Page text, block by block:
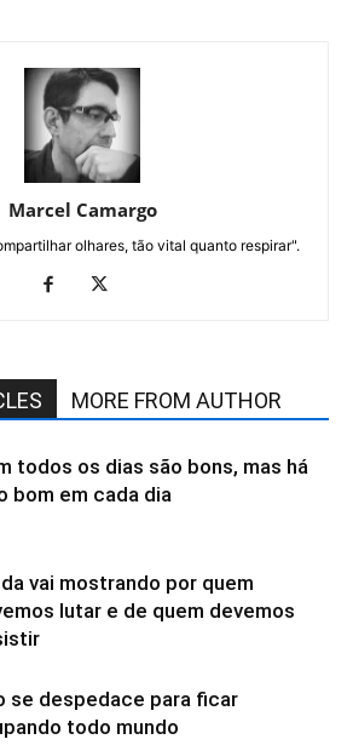
Marcel Camargo
olhares, tão vital quanto respirar".
MORE FROM AUTHOR
todos os dias são bons, mas há
bom em cada dia
vai mostrando por quem
lutar e de quem devemos
se despedace para ficar
todo mundo